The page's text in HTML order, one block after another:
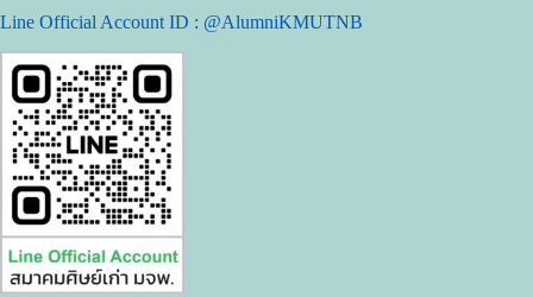
Line Official Account ID : @AlumniKMUTNB